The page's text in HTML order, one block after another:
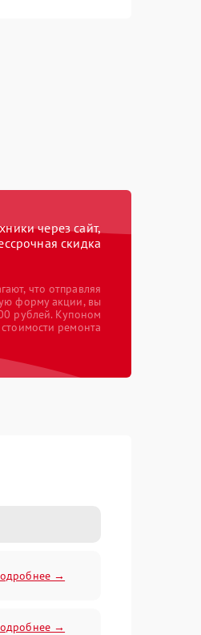
через сайт,
скидка
что отправляя
форму акции, вы
рублей. Купоном
ремонта
→
→